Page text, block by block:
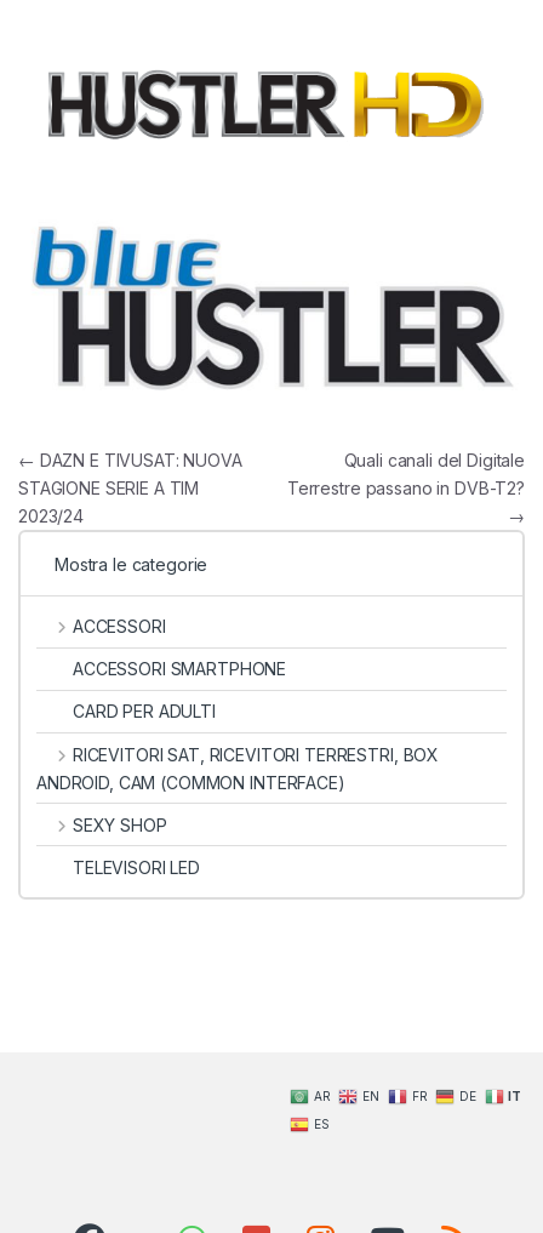
Navigazione articoli
← DAZN E TIVUSAT: NUOVA
STAGIONE SERIE A TIM
2023/24
Quali canali del Digitale
Terrestre passano in DVB-T2?
→
Mostra le categorie
ACCESSORI
ACCESSORI SMARTPHONE
CARD PER ADULTI
RICEVITORI SAT, RICEVITORI TERRESTRI, BOX
ANDROID, CAM (COMMON INTERFACE)
SEXY SHOP
TELEVISORI LED
AR EN FR DE
IT
ES